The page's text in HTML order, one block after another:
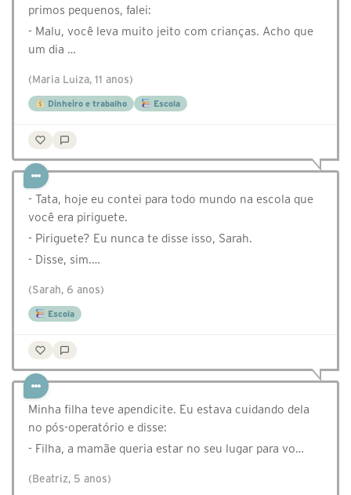
primos pequenos, falei:
- Malu, você leva muito jeito com crianças. Acho que
um dia …
(Maria Luiza, 11 anos)
Dinheiro e trabalho Escola
- Tata, hoje eu contei para todo mundo na escola que
você era piriguete.
- Piriguete? Eu nunca te disse isso, Sarah.
- Disse, sim.…
(Sarah, 6 anos)
Escola
Minha filha teve apendicite. Eu estava cuidando dela
no pós-operatório e disse:
- Filha, a mamãe queria estar no seu lugar para vo…
(Beatriz, 5 anos)